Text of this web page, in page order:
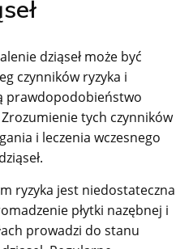
dziąseł może być
czynników ryzyka i
prawdopodobieństwo
tych czynników
i leczenia wczesnego
ryzyka jest niedostateczna
płytki nazębnej i
prowadzi do stanu